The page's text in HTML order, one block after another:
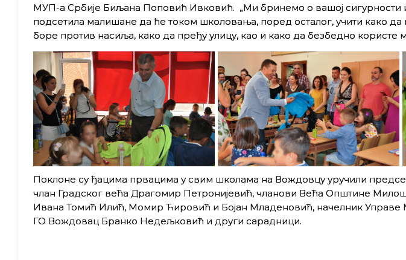
МУП-а Србије Биљана Поповић Ивковић. „Ми бринемо о вашој сигурности и
подсетила малишане да ће током школовања, поред осталог, учити како да
боре против насиља, како да пређу улицу, као и како да безбедно користе
Поклоне су ђацима првацима у свим школама на Вождовцу уручили
члан Градског већа Драгомир Петронијевић, чланови Већа Општине
Ивана Томић Илић, Момир Ћировић и Бојан Младеновић, начелник Управе
ГО Вождовац Бранко Недељковић и други сарадници.